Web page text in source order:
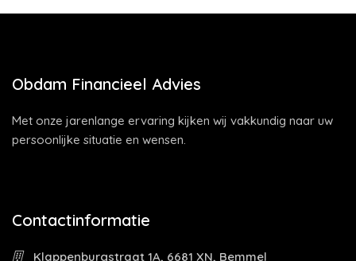
Obdam Financieel Advies
Met onze jarenlange ervaring kijken wij vakkundig naar uw
persoonlijke situatie en wensen.
Contactinformatie
Klappenburgstraat 1A, 6681 XN, Bemmel